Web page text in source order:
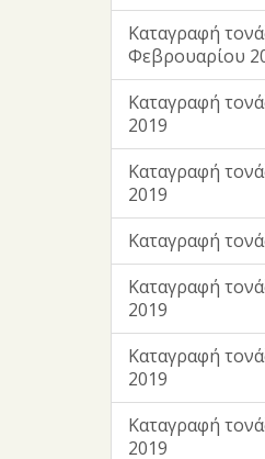
Kαταγραφή
Φεβρουαρίου
Kαταγραφή
2019
Kαταγραφή
2019
Kαταγραφή
Kαταγραφή
2019
Kαταγραφή
2019
Kαταγραφή
2019